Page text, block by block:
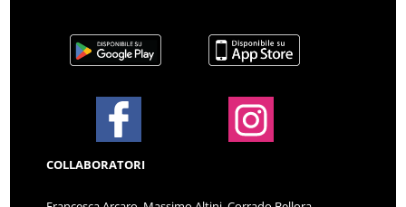
COLLABORATORI